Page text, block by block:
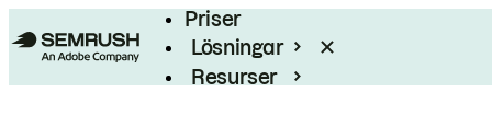
Priser
Lösningar
Resurser